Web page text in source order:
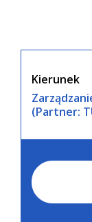
Kierunek
(Partner: